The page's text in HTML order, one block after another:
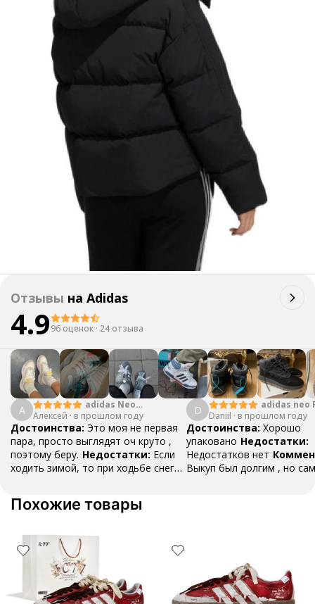
Отзывы на Adidas
4.996 оценок · 24 отзыва
А
adidas Neo
Crazychaos 1.0
Алексей · в прошлом году
Достоинства: Это моя не первая
пара, просто выглядят оч круто ,
поэтому беру. Недостатки: Если
ходить зимой, то при ходьбе снег
и летом так же, только мелкие
в идеале ходить по чистому
асфальту
Комментарий:
Было бы
здорово, если про доставку писали
бы отдельно. Думал, что входит в
стоимость, но нет :(
D
adidas neo
Storm
Daniil · в прошлом году
Достоинства: Хорошо
упаковано Недостатки:
Недостатков нет
Выкуп был долгим , но
Похожие товары